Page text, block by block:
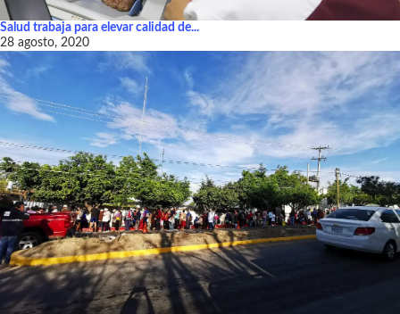
Salud trabaja para elevar calidad de...
28 agosto, 2020